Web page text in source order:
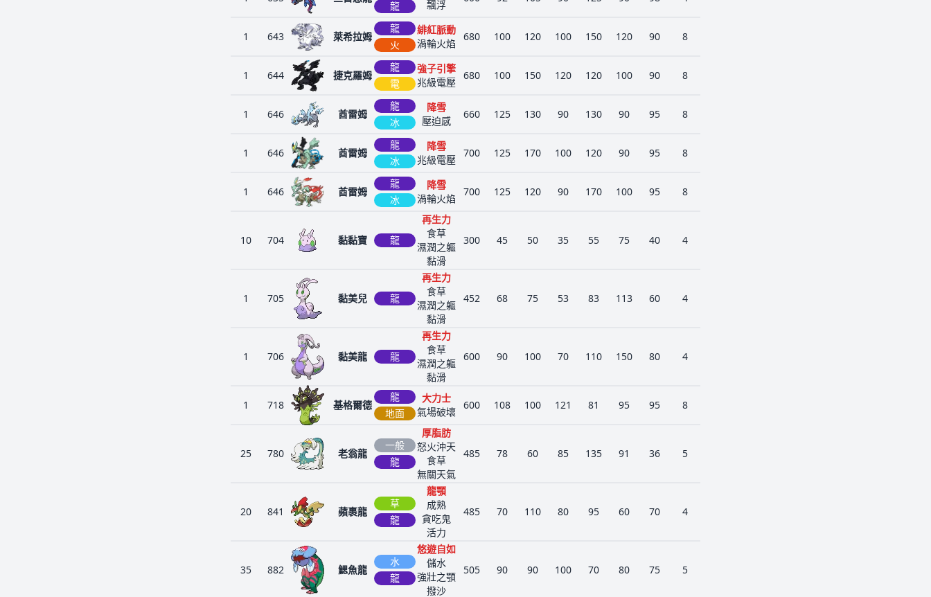
龍
飄浮
1 643 萊希拉姆
龍
火
緋紅脈動
渦輪火焰
680 100 120 100 150 120 90 8
1 644 捷克羅姆
龍
電
強子引擎
兆級電壓
680 100 150 120 120 100 90 8
1 646 酋雷姆
龍
冰
降雪
壓迫感
660 125 130 90 130 90 95 8
1 646 酋雷姆
龍
冰
降雪
兆級電壓
700 125 170 100 120 90 95 8
1 646 酋雷姆
龍
冰
降雪
渦輪火焰
700 125 120 90 170 100 95 8
10 704 黏黏寶 龍
再生力
食草
濕潤之軀
黏滑
300 45 50 35 55 75 40 4
1 705 黏美兒 龍
再生力
食草
濕潤之軀
黏滑
452 68 75 53 83 113 60 4
1 706 黏美龍 龍
再生力
食草
濕潤之軀
黏滑
600 90 100 70 110 150 80 4
1 718 基格爾德
龍
地面
大力士
氣場破壞
600 108 100 121 81 95 95 8
25 780 老翁龍
一般
龍
厚脂肪
怒火沖天
食草
無關天氣
485 78 60 85 135 91 36 5
20 841 蘋裹龍
草
龍
龍顎
成熟
貪吃鬼
活力
485 70 110 80 95 60 70 4
35 882 鰓魚龍
水
龍
悠遊自如
儲水
強壯之顎
撥沙
505 90 90 100 70 80 75 5